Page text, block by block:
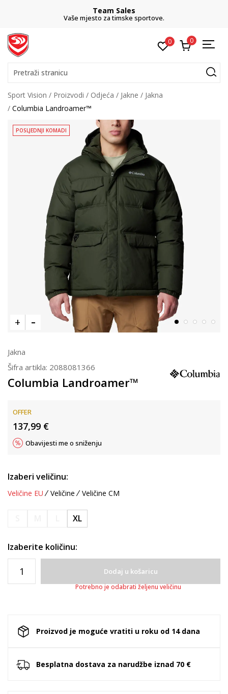
Team Sales
Vaše mjesto za timske sportove.
0 0
Pretraži stranicu
Sport Vision Proizvodi Odjeća Jakne
Jakna
Columbia Landroamer™
POSLJEDNJI KOMADI
Jakna
Šifra artikla: 2088081366
Columbia Landroamer™
OFFER
137,99 €
Obavijesti me o sniženju
Izaberi veličinu:
Veličine EU Veličine Veličine CM
XL
Izaberite količinu:
Dodaj u košaricu
Potrebno je odabrati željenu veličinu
Proizvod je moguće vratiti u roku od 14 dana
Besplatna dostava za narudžbe iznad 70 €